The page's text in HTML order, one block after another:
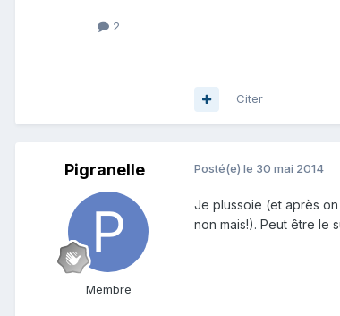
2
Citer
Pigranelle
Membre
Posté(e) le 30 mai 2014
Je plussoie (et après
non mais!). Peut être le